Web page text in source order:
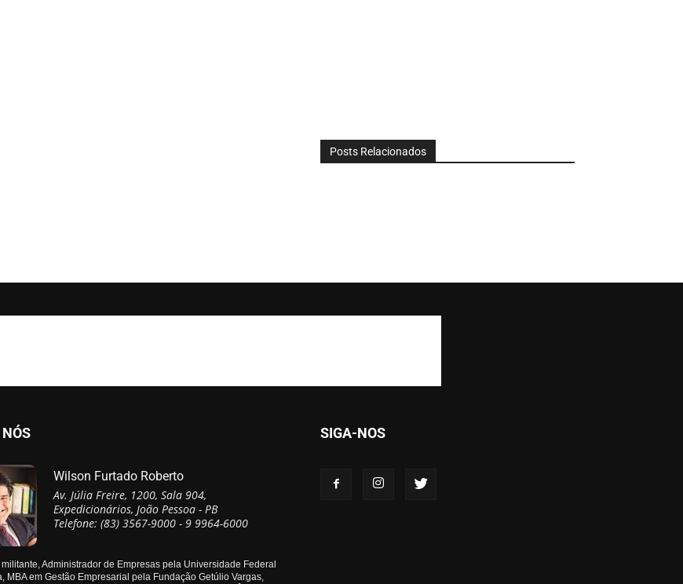
Posts Relacionados
Wilson Furtado Roberto
Av. Júlia Freire, 1200, Sala 904,
Expedicionários, João Pessoa - PB
Telefone: (83) 3567-9000 - 9 9964-6000
Administrador de Empresas pela Universidade Federal
MBA em Gestão Empresarial pela Fundação Getúlio Vargas,
SIGA-NOS